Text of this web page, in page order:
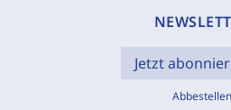
Jetzt
Abbestellen